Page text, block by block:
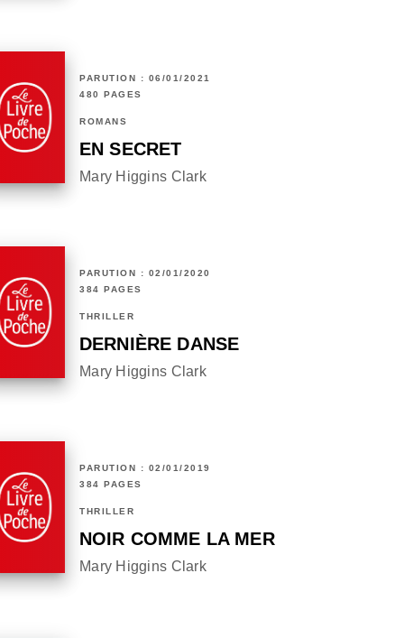
PARUTION : 06/01/2021
480 PAGES
ROMANS
EN SECRET
Mary Higgins Clark
PARUTION : 02/01/2020
384 PAGES
THRILLER
DERNIÈRE DANSE
Mary Higgins Clark
PARUTION : 02/01/2019
384 PAGES
THRILLER
NOIR COMME LA MER
Mary Higgins Clark